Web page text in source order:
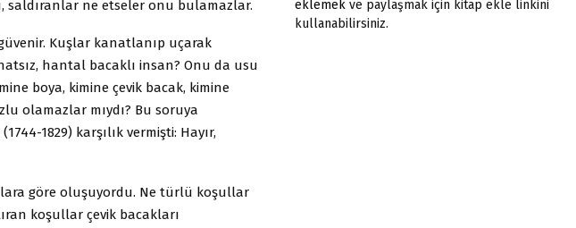
saldıranlar ne etseler onu bulamazlar.
Kuşlar kanatlanıp uçarak
hantal bacaklı insan? Onu da usu
boya, kimine çevik bacak, kimine
olamazlar mıydı? Bu soruya
1829) karşılık vermişti: Hayır,
göre oluşuyordu. Ne türlü koşullar
koşullar çevik bacakları
eklemek ve paylaşmak için kitap ekle linkini
kullanabilirsiniz.